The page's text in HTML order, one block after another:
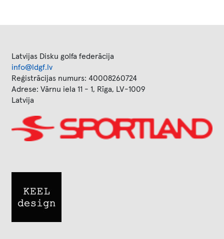
Latvijas Disku golfa federācija
info@ldgf.lv
Reģistrācijas numurs: 40008260724
Adrese: Vārnu iela 11 - 1, Rīga, LV-1009
Latvija
Image